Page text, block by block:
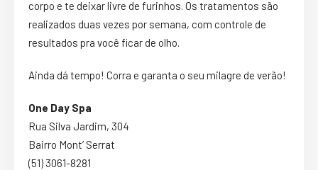
corpo e te deixar livre de furinhos. Os tratamentos são
realizados duas vezes por semana, com controle de
resultados pra você ficar de olho.
Ainda dá tempo! Corra e garanta o seu milagre de verão!
One Day Spa
Rua Silva Jardim, 304
Bairro Mont’ Serrat
(51) 3061-8281